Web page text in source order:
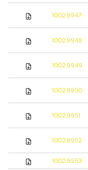
1002.9947
1002.9948
1002.9949
1002.9950
1002.9951
1002.9952
1002.9953